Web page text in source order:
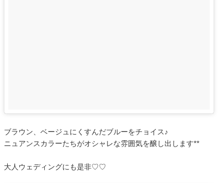
ブラウン、ベージュにくすんだブルーをチョイス♪
ニュアンスカラーたちがオシャレな雰囲気を醸し出します**
大人ウェディングにも是非♡♡